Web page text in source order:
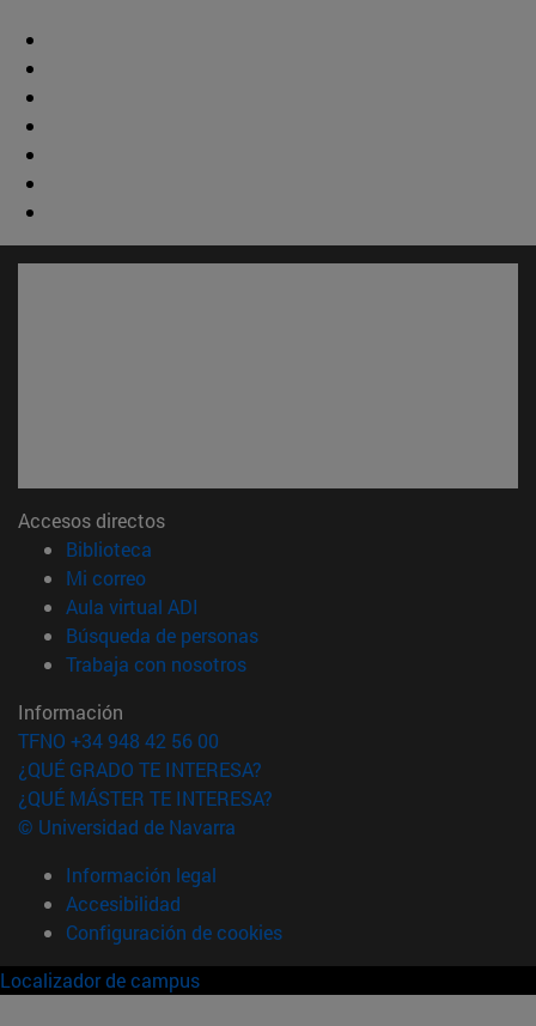
Accesos directos
Biblioteca
Mi correo(abre en nueva ventana)
Aula virtual ADI
Búsqueda de personas(abre en nueva ventana)
Trabaja con nosotros(abre en nueva ventana)
Información
TFNO +34 948 42 56 00
¿QUÉ GRADO TE INTERESA?
¿QUÉ MÁSTER TE INTERESA?
© Universidad de Navarra
Información legal
Accesibilidad
Configuración de cookies
Localizador de campus